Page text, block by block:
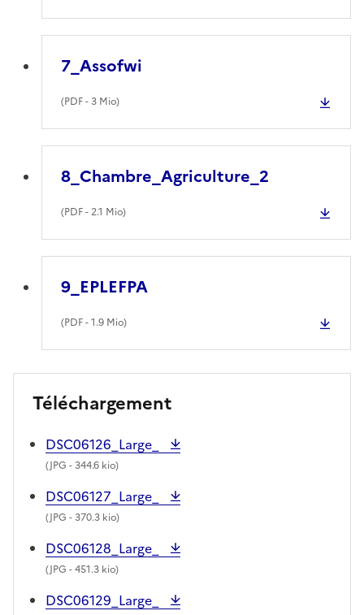
7_Assofwi
(PDF- 3 Mio)
8_Chambre_Agriculture_2
(PDF- 2.1 Mio)
9_EPLEFPA
(PDF- 1.9 Mio)
Téléchargement
DSC06126_Large_
(JPG - 344.6 kio)
DSC06127_Large_
(JPG - 370.3 kio)
DSC06128_Large_
(JPG - 451.3 kio)
DSC06129_Large_